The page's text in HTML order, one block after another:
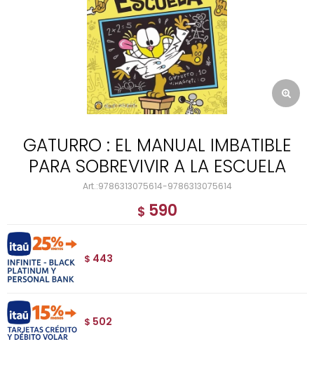
GATURRO : EL MANUAL IMBATIBLE
PARA SOBREVIVIR A LA ESCUELA
9786313075614-9786313075614
$ 590
$ 443
$ 502